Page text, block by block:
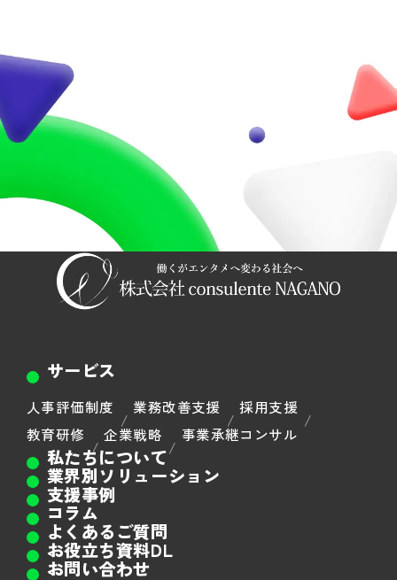
サービス
人事評価制度 業務改善支援
採用支援
教育研修
企業戦略 事業承継コンサル
私たちについて
業界別ソリューション
支援事例
コラム
よくあるご質問
お役立ち資料DL
お問い合わせ